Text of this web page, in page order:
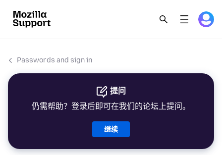
Passwords and sign in
提问
仍需帮助？登录后即可在我们的论坛上提问。
继续